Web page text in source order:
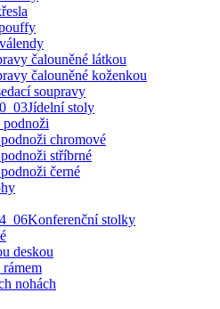
čalouněné látkou
čalouněné koženkou
soupravy
Jídelní stoly
podnoži
chromové
stříbrné
černé
Konferenční stolky
deskou
nohách